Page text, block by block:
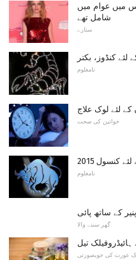
میں عوام میں
شامل تھے
ستارے
لئے کنڈوز، بکتر
نامعلوم
کے لئے لوک علاج
خواتین کی صحت
لئے کنسول
نامعلوم
کے ساتھ پائی
گھر سننے والا
ہائیڈروفیلک تیل
عورت کی خوبصورتی